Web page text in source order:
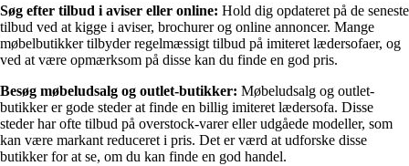
Søg efter tilbud i aviser eller online: Hold dig opdateret på de seneste
tilbud ved at kigge i aviser, brochurer og online annoncer. Mange
møbelbutikker tilbyder regelmæssigt tilbud på imiteret lædersofaer, og
ved at være opmærksom på disse kan du finde en god pris.
Besøg møbeludsalg og outlet-butikker: Møbeludsalg og outlet-
butikker er gode steder at finde en billig imiteret lædersofa. Disse
steder har ofte tilbud på overstock-varer eller udgåede modeller, som
kan være markant reduceret i pris. Det er værd at udforske disse
butikker for at se, om du kan finde en god handel.